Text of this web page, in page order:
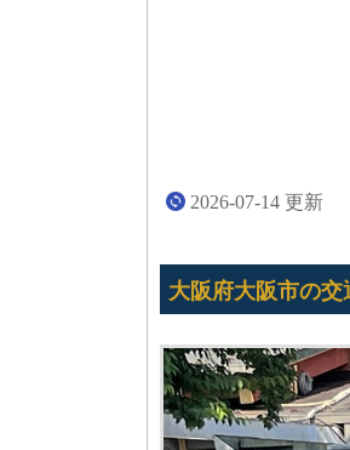
2026-07-14 更新
大阪府大阪市の交